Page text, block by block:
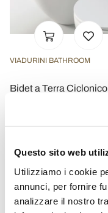
Questo sito web
Utilizziamo i cookie
annunci, per fornire
analizzare il nostro
VIADURINI BATHROOM
Bidet a Terra Ciclonico